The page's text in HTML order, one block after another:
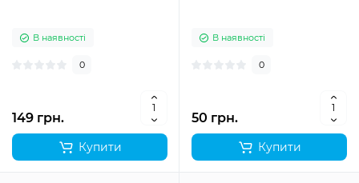
В наявності
0
149 грн.
Купити
В наявності
0
50 грн.
Купити